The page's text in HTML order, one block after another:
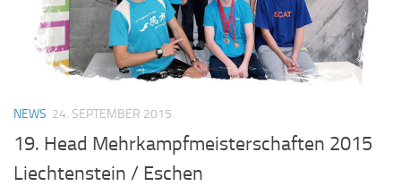
NEWS 24. SEPTEMBER 2015
19. Head Mehrkampfmeisterschaften 2015
Liechtenstein / Eschen